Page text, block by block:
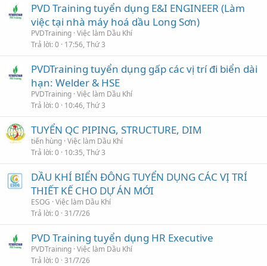
PVD Training tuyển dụng E&I ENGINEER (Làm
việc tại nhà máy hoá dầu Long Sơn)
PVDTraining Việc làm Dầu Khí
Trả lời 0 17:56, Thứ 3
PVDTraining tuyển dụng gấp các vị trí đi biển dài
hạn: Welder & HSE
PVDTraining Việc làm Dầu Khí
Trả lời 0 10:46, Thứ 3
TUYỂN QC PIPING, STRUCTURE, DIM
tiến hùng Việc làm Dầu Khí
Trả lời 0 10:35, Thứ 3
DẦU KHÍ BIỂN ĐÔNG TUYỂN DỤNG CÁC VỊ TRÍ
THIẾT KẾ CHO DỰ ÁN MỚI
ESOG Việc làm Dầu Khí
Trả lời 0 31/7/26
PVD Training tuyển dụng HR Executive
PVDTraining Việc làm Dầu Khí
Trả lời 0 31/7/26